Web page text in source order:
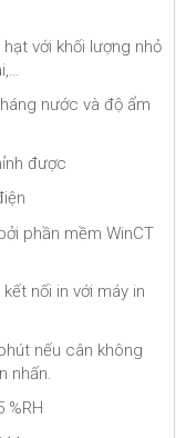
với khối lượng nhỏ
nước và độ ẩm
được
phần mềm WinCT
nối in với máy in
nếu cân không
nhấn.
%RH